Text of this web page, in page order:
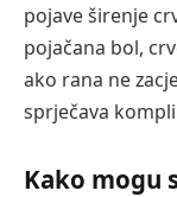
pojave širenje
pojačana bol,
ako rana ne
sprječava
Kako mogu